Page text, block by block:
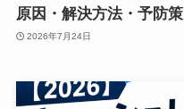
原因・解決方法・予防
2026年7月24日